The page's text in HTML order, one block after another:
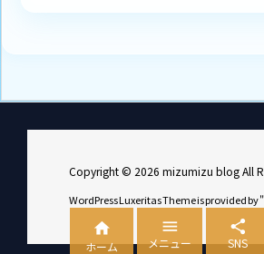
Copyright © 2026 mizumizu blogAll
WordPress Luxeritas Theme is provided by "

ホーム

メニュー

SNS